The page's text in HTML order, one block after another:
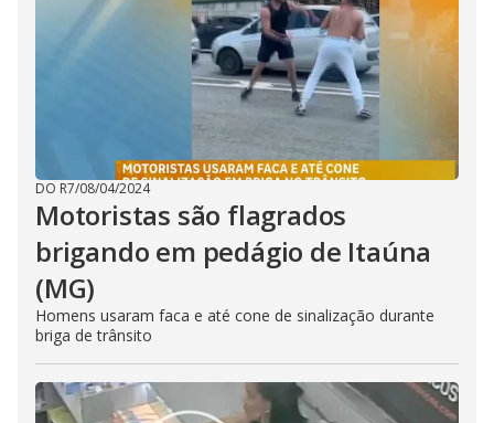
DO R7/08/04/2024
Motoristas são flagrados
brigando em pedágio de Itaúna
(MG)
Homens usaram faca e até cone de sinalização durante
briga de trânsito